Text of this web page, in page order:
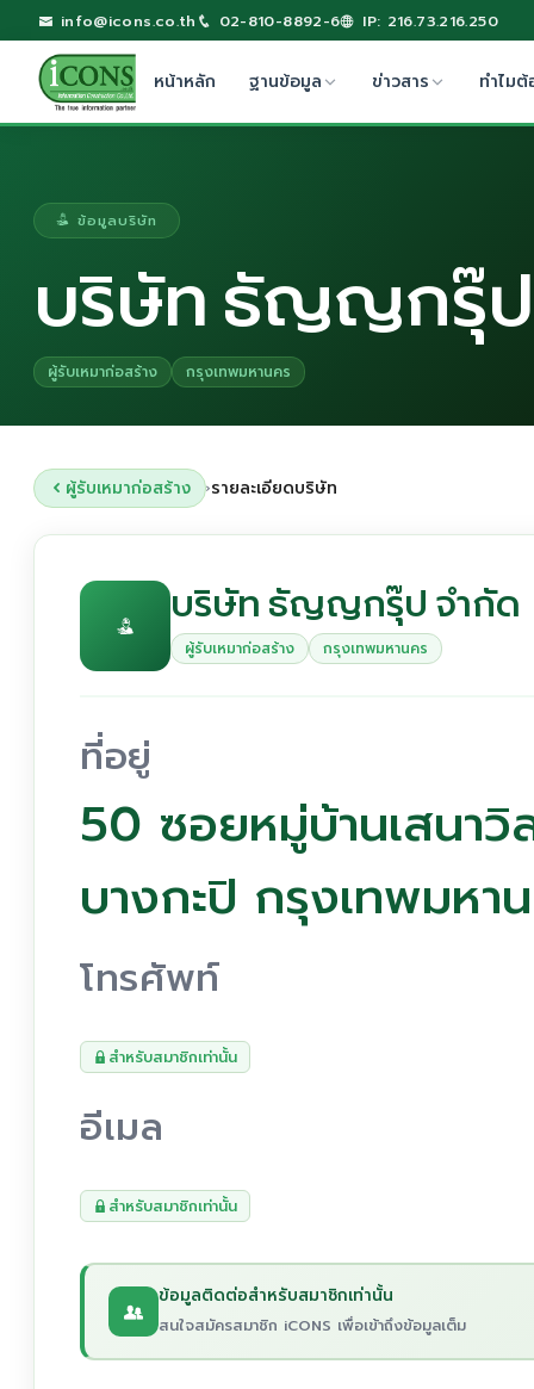
info@icons.co.th 02-810-8892-6 IP: 216.73.216.250
หน้าหลัก ฐานข้อมูล ข่าวสาร ทำไมต้
ข้อมูลบริษัท
บริษัท ธัญญกรุ๊ป
ผู้รับเหมาก่อสร้าง กรุงเทพมหานคร
ผู้รับเหมาก่อสร้าง ›รายละเอียดบริษัท
บริษัท ธัญญกรุ๊ป จำกัด
ผู้รับเหมาก่อสร้าง กรุงเทพมหานคร
ที่อยู่
50 ซอยหมู่บ้านเสนา
บางกะปิ กรุงเทพมหา
โทรศัพท์
สำหรับสมาชิกเท่านั้น
อีเมล
สำหรับสมาชิกเท่านั้น
ข้อมูลติดต่อสำหรับสมาชิกเท่านั้น
สนใจสมัครสมาชิก iCONS เพื่อเข้าถึงข้อมูลเต็ม